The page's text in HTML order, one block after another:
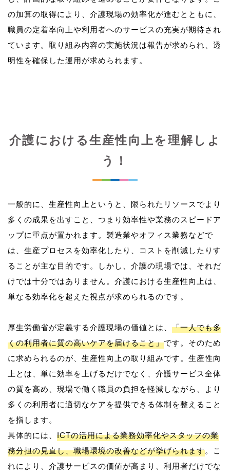
の加算の取得により、介護現場の効率化が進むとともに、
職員の定着率向上や利用者へのサービスの充実が期待され
ています。取り組み内容の実施状況は報告が求められ、透
介護における生産性向上を理解しよ
う！
一般的に、生産性向上というと、限られたリソースでより
多くの成果を出すこと、つまり効率性や業務のスピードア
ップに重点が置かれます。製造業やオフィス業務などで
は、生産プロセスを効率化したり、コストを削減したりす
ることが主な目的です。しかし、介護の現場では、それだ
けでは十分ではありません。介護における生産性向上は、
単なる効率化を超えた視点が求められるのです。
厚生労働省が定義する介護現場の価値とは、 「一人でも多
くの利用者に質の高いケアを届けること」です。そのため
に求められるのが、生産性向上の取り組みです。生産性向
上とは、単に効率を上げるだけでなく、介護サービス全体
の質を高め、現場で働く職員の負担を軽減しながら、より
多くの利用者に適切なケアを提供できる体制を整えること
を指します。
具体的には、 ICTの活用による業務効率化やスタッフの業
務分担の見直し、職場環境の改善などが挙げられます。こ
れにより、介護サービスの価値が高まり、利用者だけでな